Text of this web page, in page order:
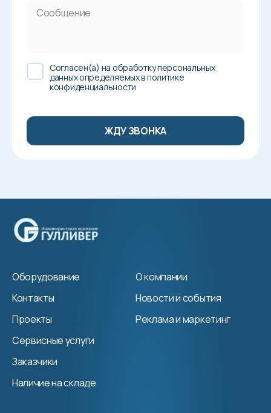
Cогласен(а) на обработку персональных
данных определяемых в политике
конфиденциальности
Оборудование
Контакты
Проекты
Сервисные услуги
Заказчики
Наличие на складе
О компании
Новости и события
Реклама и маркетинг